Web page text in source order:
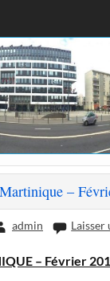
–
admin Laisser
– Février